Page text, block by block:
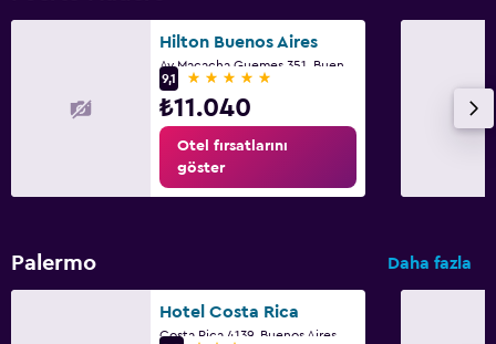
Hilton Buenos Aires
9,1
5 yıldız
₺11.040
Otel fırsatlarını
göster
Palermo Daha fazla
Hotel Costa Rica